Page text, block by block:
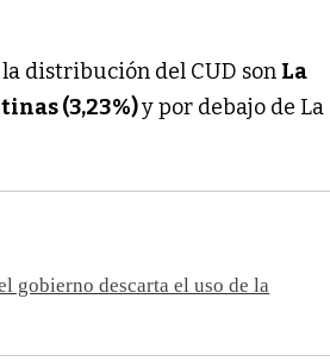
distribución del CUD son La
(3,23%)y por debajo de La
gobierno descarta el uso de la